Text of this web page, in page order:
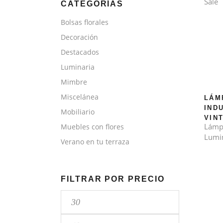
CATEGORÍAS
Bolsas florales
Decoración
Destacados
Luminaria
Mimbre
Miscelánea
Mobiliario
Muebles con flores
Verano en tu terraza
FILTRAR POR PRECIO
Precio
mínimo
Precio